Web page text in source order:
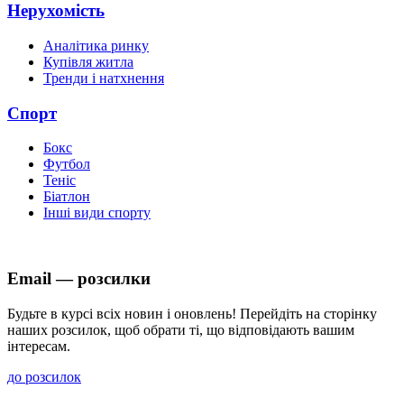
Нерухомість
Аналітика ринку
Купівля житла
Тренди і натхнення
Спорт
Бокс
Футбол
Теніс
Біатлон
Інші види спорту
Email — розсилки
Будьте в курсі всіх новин і оновлень! Перейдіть на сторінку
наших розсилок, щоб обрати ті, що відповідають вашим
інтересам.
до розсилок